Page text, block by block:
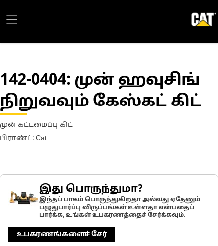
142-0404: முன் ஹவுசிங்
நிறுவவும் கேஸ்கட் கிட்
முன் கட்டமைப்பு கிட்
பிராண்ட்: Cat
இது பொருந்துமா?
இந்தப் பாகம் பொருந்துகிறதா அல்லது ஏதேனும்
பழுதுபார்ப்பு விருப்பங்கள் உள்ளதா என்பதைப்
பார்க்க, உங்கள் உபகரணத்தைச் சேர்க்கவும்.
உபகரணங்களைச் சேர்